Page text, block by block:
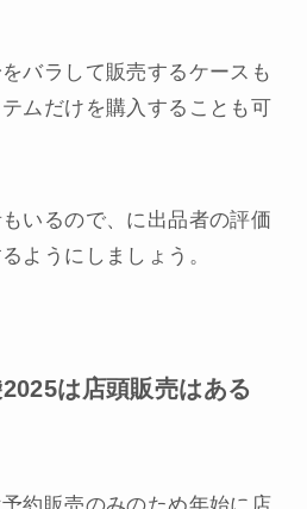
バラして販売するケースも
ムだけを購入することも可
いるので、に出品者の評価
ようにしましょう。
は店頭販売はある